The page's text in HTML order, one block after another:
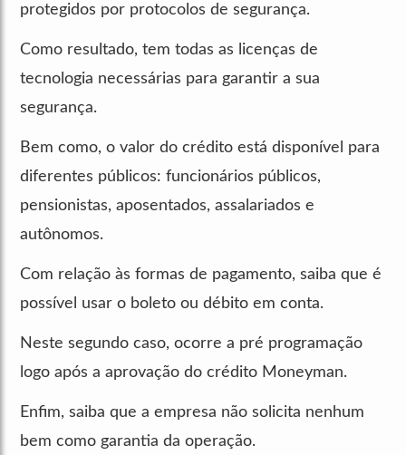
protegidos por protocolos de segurança.
Como resultado, tem todas as licenças de
tecnologia necessárias para garantir a sua
segurança.
Bem como, o valor do crédito está disponível para
diferentes públicos: funcionários públicos,
pensionistas, aposentados, assalariados e
autônomos.
Com relação às formas de pagamento, saiba que é
possível usar o boleto ou débito em conta.
Neste segundo caso, ocorre a pré programação
logo após a aprovação do crédito Moneyman.
Enfim, saiba que a empresa não solicita nenhum
bem como garantia da operação.